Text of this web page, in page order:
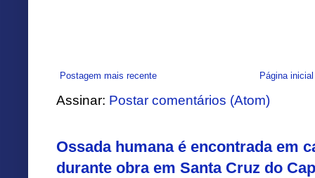
Postagem mais recente Página inicial
Assinar: Postar comentários (Atom)
Ossada humana é encontrada em
durante obra em Santa Cruz do